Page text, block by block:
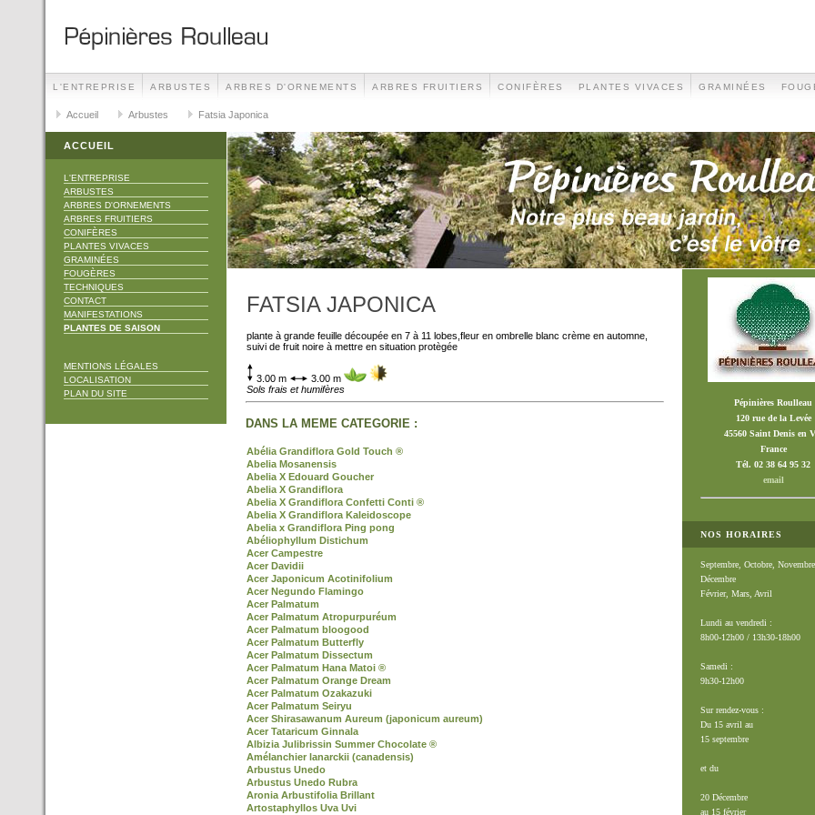
L'ENTREPRISE ARBUSTES ARBRES D'ORNEMENTS ARBRES FRUITIERS CONIFÈRES PLANTES VIVACES GRAMINÉES
TECHNIQUES CONTACT MANIFESTATIONS
Accueil Arbustes Fatsia Japonica
ACCUEIL
L'ENTREPRISE
ARBUSTES
ARBRES D'ORNEMENTS
ARBRES FRUITIERS
CONIFÈRES
PLANTES VIVACES
GRAMINÉES
FOUGÈRES
TECHNIQUES
CONTACT
MANIFESTATIONS
PLANTES DE SAISON
MENTIONS LÉGALES
LOCALISATION
PLAN DU SITE
FATSIA JAPONICA
plante à grande feuille découpée en 7 à 11 lobes,fleur en ombrelle blanc crème en automne,
suivi de fruit noire à mettre en situation protègée
3.00 m
3.00 m
Sols frais et humifères
DANS LA MEME CATEGORIE :
Abélia Grandiflora Gold Touch ®
Abelia Mosanensis
Abelia X Edouard Goucher
Abelia X Grandiflora
Abelia X Grandiflora Confetti Conti ®
Abelia X Grandiflora Kaleidoscope
Abelia x Grandiflora Ping pong
Abéliophyllum Distichum
Acer Campestre
Acer Davidii
Acer Japonicum Acotinifolium
Acer Negundo Flamingo
Acer Palmatum
Acer Palmatum Atropurpuréum
Acer Palmatum bloogood
Acer Palmatum Butterfly
Acer Palmatum Dissectum
Acer Palmatum Hana Matoi ®
Acer Palmatum Orange Dream
Acer Palmatum Ozakazuki
Acer Palmatum Seiryu
Acer Shirasawanum Aureum (japonicum aureum)
Acer Tataricum Ginnala
Albizia Julibrissin Summer Chocolate ®
Amélanchier lanarckii (canadensis)
Arbustus Unedo
Arbustus Unedo Rubra
Aronia Arbustifolia Brillant
Artostaphyllos Uva Uvi
Pépinières Roulleau
120 rue de la Levée
45560 Saint Denis en
France
Tél. 02 38 64 95 32
email
NOS HORAIRES
Septembre, Octobre,
Décembre
Février, Mars, Avril
Lundi au vendredi :
8h00-12h00 / 13h30-18h00
Samedi :
9h30-12h00
Sur rendez-vous :
Du 15 avril au
15 septembre
et du
20 Décembre
au 15 février